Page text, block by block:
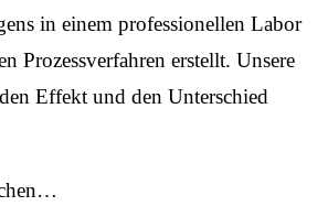
in einem professionellen Labor
Prozessverfahren erstellt. Unsere
Effekt und den Unterschied